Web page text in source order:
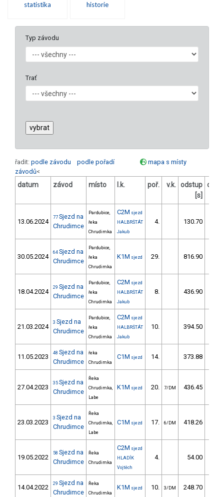
statistika historie
Typ závodu
Trať
řadit: podle závodu podle pořadí
mapa s místy
závodů<
datum závod místo l.k. poř. v.k. odstup
[s]
13.06.2024
77 Sjezd na
Chrudimce
Pardubice,
řeka
Chrudimka
C2M sjezd
HALBRŠTÁT
Jakub
4. 130.70
30.05.2024
64 Sjezd na
Chrudimce
Pardubice,
řeka
Chrudimka
K1M sjezd 29. 816.90
18.04.2024
29 Sjezd na
Chrudimce
Pardubice,
řeka
Chrudimka
C2M sjezd
HALBRŠTÁT
Jakub
8. 436.90
21.03.2024
3 Sjezd na
Chrudimce
Pardubice,
řeka
Chrudimka
C2M sjezd
HALBRŠTÁT
Jakub
10. 394.50
11.05.2023 48 Sjezd na
Chrudimce
řeka
Chrudimka
C1M sjezd 14. 373.88
27.04.2023
35 Sjezd na
Chrudimce
Řeka
Chrudimka,
Labe
K1M sjezd 20. 7/DM 436.45
23.03.2023
3 Sjezd na
Chrudimce
Řeka
Chrudimka,
Labe
C1M sjezd 17. 6/DM 418.26
19.05.2022
58 Sjezd na
Chrudimce
Řeka
Chrudimka
C2M sjezd
HLADÍK
Vojtěch
4. 54.00
14.04.2022 29 Sjezd na
Chrudimce
Řeka
Chrudimka
K1M sjezd 10. 3/DM 248.70